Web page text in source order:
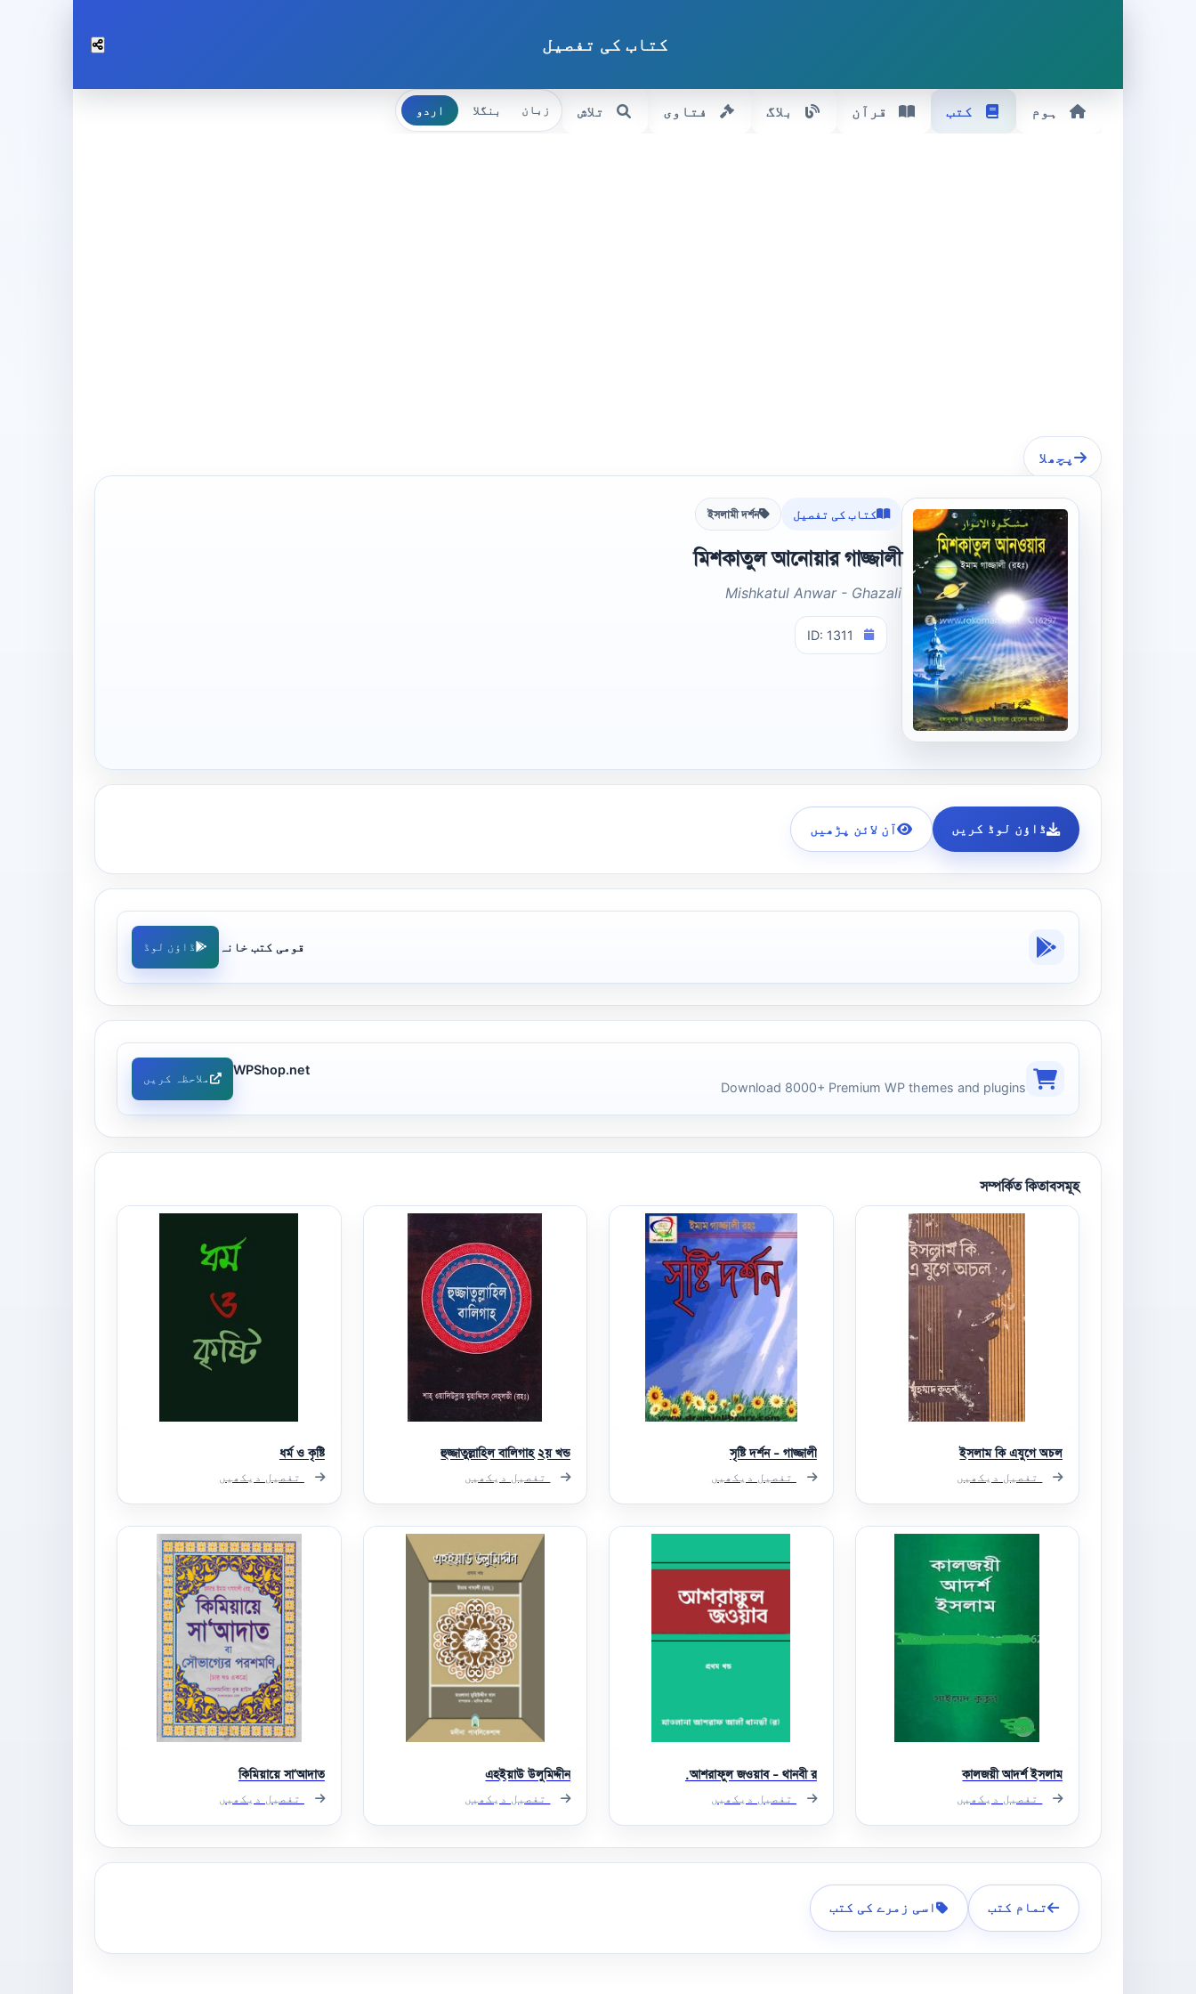
کتاب کی تفصیل
ہوم کتب قرآن بلاگ فتاوی تلاش زبان بنگلا اردو
پچھلا
کتاب کی تفصیل ইসলামী দর্শন
মিশকাতুল আনোয়ার গাজ্জালী
Mishkatul Anwar - Ghazali
ID: 1311
ڈاؤن لوڈ کریں آن لائن پڑھیں
قومی کتب خانہ ڈاؤن لوڈ
WPShop.net
Download 8000+ Premium WP themes and plugins
ملاحظہ کریں
সম্পর্কিত কিতাবসমূহ
ইসলাম কি এযুগে অচল
تفصیل دیکھیں
সৃষ্টি দর্শন - গাজ্জালী
تفصیل دیکھیں
হুজ্জাতুল্লাহিল বালিগাহ ২য় খন্ড
تفصیل دیکھیں
ধর্ম ও কৃষ্টি
تفصیل دیکھیں
কালজয়ী আদর্শ ইসলাম
تفصیل دیکھیں
আশরাফুল জওয়াব - থানবী র.
تفصیل دیکھیں
এহইয়াউ উলুমিদ্দীন
تفصیل دیکھیں
কিমিয়ায়ে সা’আদাত
تفصیل دیکھیں
تمام کتب اسی زمرے کی کتب